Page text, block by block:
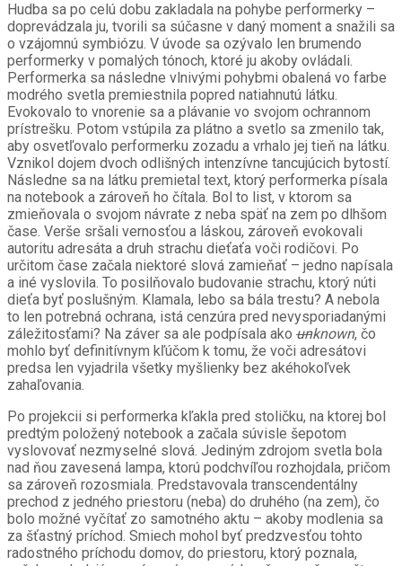
Hudba sa po celú dobu zakladala na pohybe performerky –
doprevádzala ju, tvorili sa súčasne v daný moment a snažili sa
o vzájomnú symbiózu. V úvode sa ozývalo len brumendo
performerky v pomalých tónoch, ktoré ju akoby ovládali.
Performerka sa následne vlnivými pohybmi obalená vo farbe
modrého svetla premiestnila popred natiahnutú látku.
Evokovalo to vnorenie sa a plávanie vo svojom ochrannom
prístrešku. Potom vstúpila za plátno a svetlo sa zmenilo tak,
aby osvetľovalo performerku zozadu a vrhalo jej tieň na látku.
Vznikol dojem dvoch odlišných intenzívne tancujúcich bytostí.
Následne sa na látku premietal text, ktorý performerka písala
na notebook a zároveň ho čítala. Bol to list, v ktorom sa
zmieňovala o svojom návrate z neba späť na zem po dlhšom
čase. Verše sršali vernosťou a láskou, zároveň evokovali
autoritu adresáta a druh strachu dieťaťa voči rodičovi. Po
určitom čase začala niektoré slová zamieňať – jedno napísala
a iné vyslovila. To posilňovalo budovanie strachu, ktorý núti
dieťa byť poslušným. Klamala, lebo sa bála trestu? A nebola
to len potrebná ochrana, istá cenzúra pred nevysporiadanými
záležitosťami? Na záver sa ale podpísala ako unknown, čo
mohlo byť definitívnym kľúčom k tomu, že voči adresátovi
predsa len vyjadrila všetky myšlienky bez akéhokoľvek
zahaľovania.
Po projekcii si performerka kľakla pred stoličku, na ktorej bol
predtým položený notebook a začala súvisle šepotom
vyslovovať nezmyselné slová. Jediným zdrojom svetla bola
nad ňou zavesená lampa, ktorú podchvíľou rozhojdala, pričom
sa zároveň rozosmiala. Predstavovala transcendentálny
prechod z jedného priestoru (neba) do druhého (na zem), čo
bolo možné vyčítať zo samotného aktu – akoby modlenia sa
za šťastný príchod. Smiech mohol byť predzvesťou tohto
radostného príchodu domov, do priestoru, ktorý poznala,